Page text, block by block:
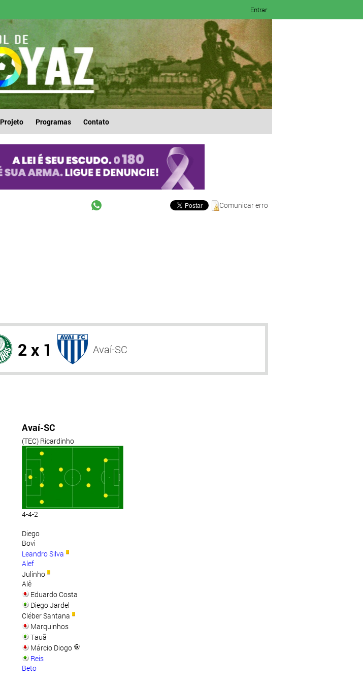
Entrar
Projeto Programas Contato
Comunicar erro
2 x 1 Avaí-SC
Avaí-SC
(TEC) Ricardinho
4-4-2
Diego
Bovi
Leandro Silva
Alef
Julinho
Alê
Eduardo Costa
Diego Jardel
Cléber Santana
Marquinhos
Tauã
Márcio Diogo
Reis
Beto